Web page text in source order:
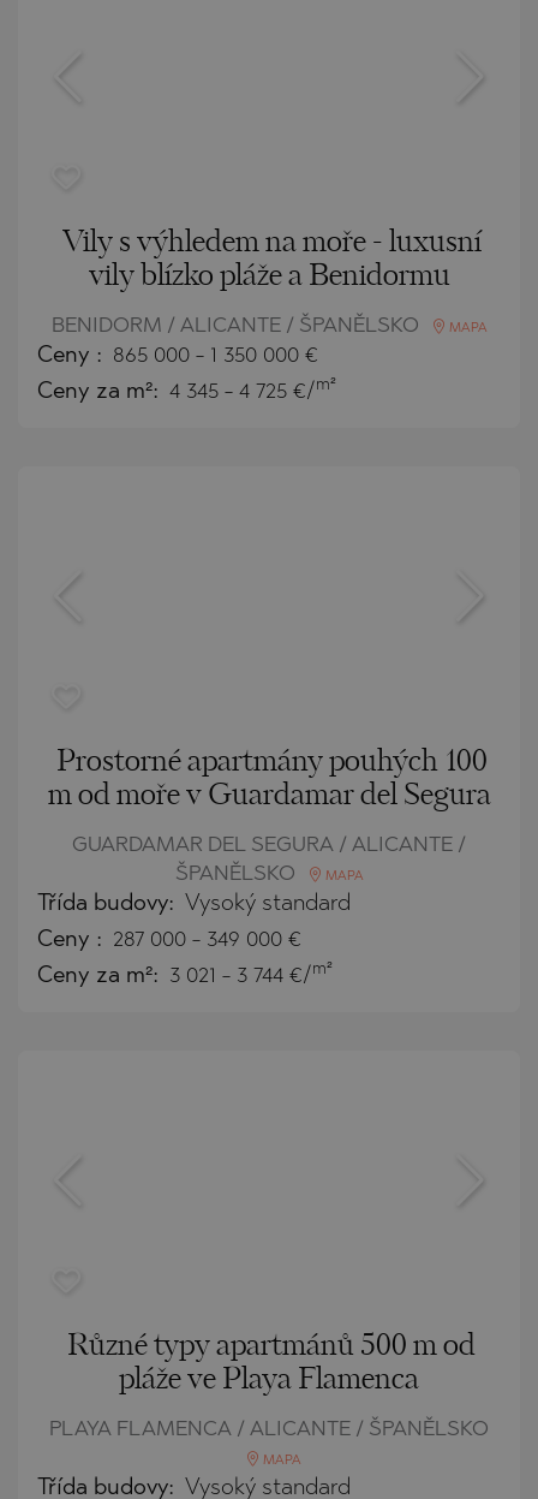
Vily s výhledem na moře - luxusní
vily blízko pláže a Benidormu
BENIDORM / ALICANTE / ŠPANĚLSKO MAPA
Ceny : 865 000 - 1 350 000 €
Ceny za m²: 4 345 - 4 725 €/ m²
Prostorné apartmány pouhých 100
m od moře v Guardamar del Segura
GUARDAMAR DEL SEGURA / ALICANTE /
ŠPANĚLSKO
MAPA
Třída budovy: Vysoký standard
Ceny : 287 000 - 349 000 €
Ceny za m²: 3 021 - 3 744 €/ m²
Různé typy apartmánů 500 m od
pláže ve Playa Flamenca
PLAYA FLAMENCA / ALICANTE / ŠPANĚLSKO
MAPA
Třída budovy: Vysoký standard